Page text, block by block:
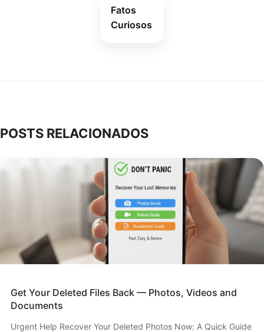
Fatos
Curiosos
POSTS RELACIONADOS
Get Your Deleted Files Back — Photos, Videos and
Documents
Urgent Help Recover Your Deleted Photos Now: A Quick Guide